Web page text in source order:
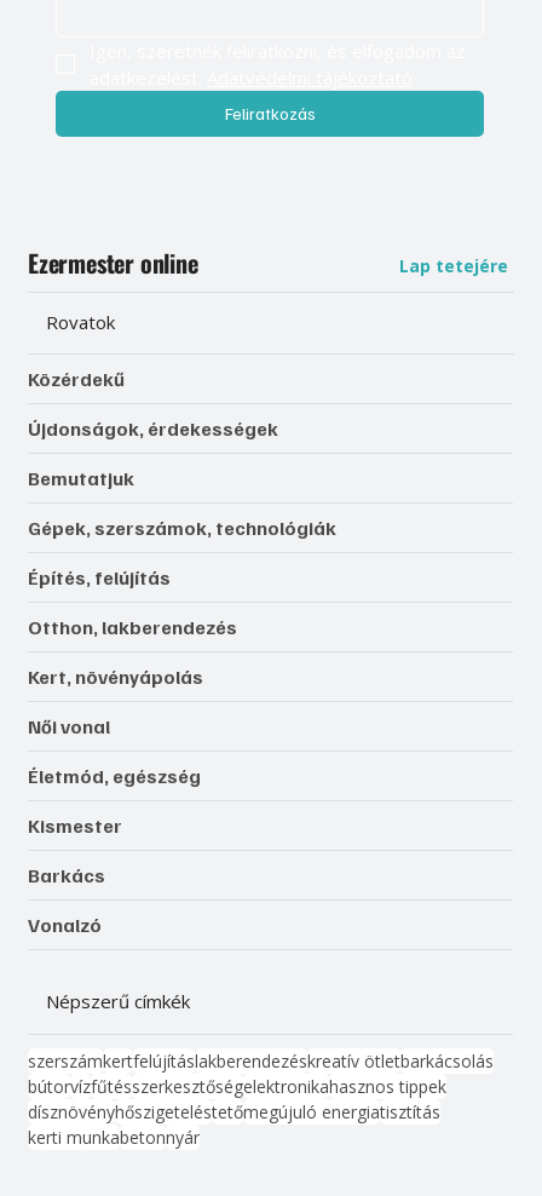
Feliratkozás
Ezermester online Lap tetejére
Rovatok
Közérdekű
Újdonságok, érdekességek
Bemutatjuk
Gépek, szerszámok, technológiák
Építés, felújítás
Otthon, lakberendezés
Kert, növényápolás
Női vonal
Életmód, egészség
Kismester
Barkács
Vonalzó
Népszerű címkék
szerszámkertfelújításlakberendezéskreatív ötletbarkácsolás
bútorvízfűtésszerkesztőségelektronikahasznos tippek
dísznövényhőszigeteléstetőmegújuló energiatisztítás
kerti munkabetonnyár